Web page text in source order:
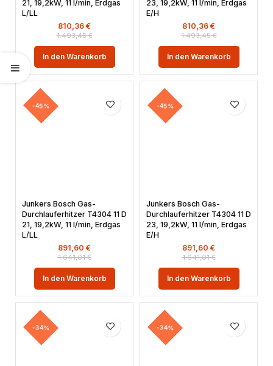
21, 19,2kW, 11 l/min, Erdgas
L/LL
1.493,45€
810,36 €
In den Warenkorb
23, 19,2kW, 11 l/min, Erdgas
E/H
1.493,45€
810,36 €
In den Warenkorb
-45%
Junkers Bosch Gas-
Durchlauferhitzer T4304 11 D
21, 19,2kW, 11 l/min, Erdgas
L/LL
1.641,01€
891,60 €
In den Warenkorb
-45%
Junkers Bosch Gas-
Durchlauferhitzer T4304 11 D
23, 19,2kW, 11 l/min, Erdgas
E/H
1.641,01€
891,60 €
In den Warenkorb
-34% -34%